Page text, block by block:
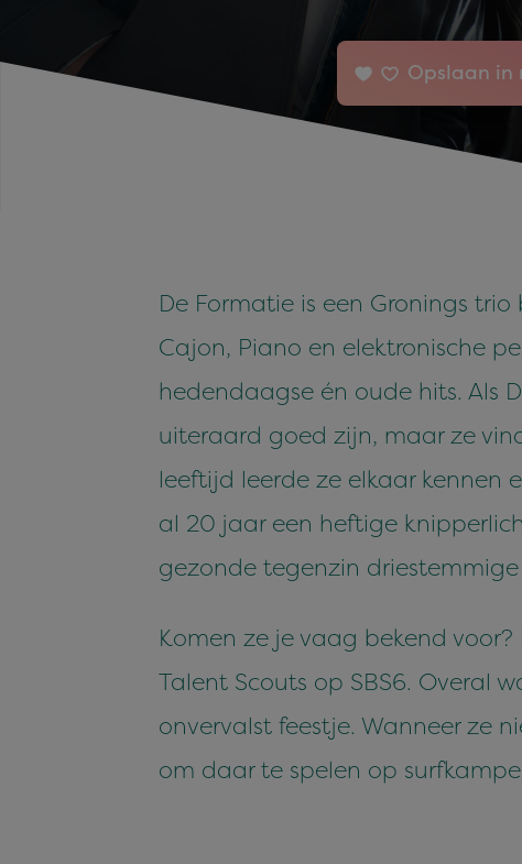
Opslaan in
De Formatie is een Gronings
Cajon, Piano en elektronische
hedendaagse én oude hits. Als
uiteraard goed zijn, maar ze
leeftijd leerde ze elkaar kennen
al 20 jaar een heftige
gezonde tegenzin
Komen ze je vaag bekend
Talent Scouts op SBS6. Overal
onvervalst feestje. Wanneer ze
om daar te spelen op